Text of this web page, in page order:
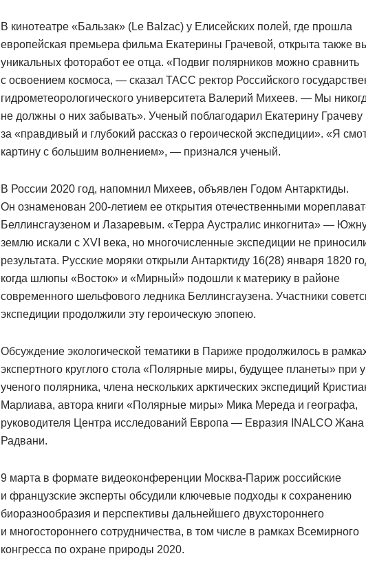
В кинотеатре «Бальзак» (Le Balzac) у Елисейских полей, где прошла
европейская премьера фильма Екатерины Грачевой, открыта также
уникальных фоторабот ее отца. «Подвиг полярников можно сравнить
с освоением космоса, — сказал ТАСС ректор Российского
гидрометеорологического университета Валерий Михеев. — Мы
не должны о них забывать». Ученый поблагодарил Екатерину Грачеву
за «правдивый и глубокий рассказ о героической экспедиции». «Я
картину с большим волнением», — признался ученый.
В России 2020 год, напомнил Михеев, объявлен Годом Антарктиды.
Он ознаменован 200-летием ее открытия отечественными
Беллинсгаузеном и Лазаревым. «Терра Аустралис инкогнита» —
землю искали с XVI века, но многочисленные экспедиции не
результата. Русские моряки открыли Антарктиду 16(28) января 1820
когда шлюпы «Восток» и «Мирный» подошли к материку в районе
современного шельфового ледника Беллинсгаузена. Участники
экспедиции продолжили эту героическую эпопею.
Обсуждение экологической тематики в Париже продолжилось в
экспертного круглого стола «Полярные миры, будущее планеты» при
ученого полярника, члена нескольких арктических экспедиций
Марлиава, автора книги «Полярные миры» Мика Мереда и географа,
руководителя Центра исследований Европа — Евразия INALCO Жана
Радвани.
9 марта в формате видеоконференции Москва-Париж российские
и французские эксперты обсудили ключевые подходы к сохранению
биоразнообразия и перспективы дальнейшего двухстороннего
и многостороннего сотрудничества, в том числе в рамках Всемирного
конгресса по охране природы 2020.